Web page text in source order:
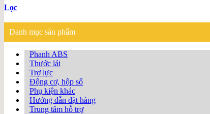
Lọc
Danh mục sản phẩm
Phanh ABS
Thước lái
Trợ lực
Động cơ, hộp số
Phụ kiện khác
Hướng dẫn đặt hàng
Trung tâm hỗ trợ